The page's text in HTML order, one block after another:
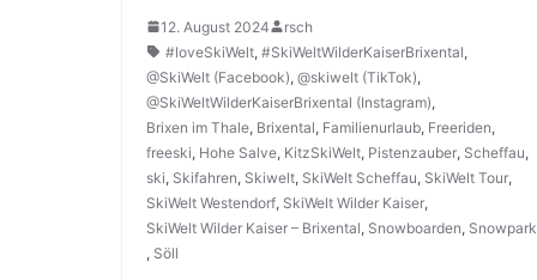
12. August 2024
rsch
#loveSkiWelt, #SkiWeltWilderKaiserBrixental,
@SkiWelt (Facebook), @skiwelt (TikTok),
@SkiWeltWilderKaiserBrixental (Instagram),
Brixen im Thale, Brixental, Familienurlaub, Freeriden,
freeski, Hohe Salve, KitzSkiWelt, Pistenzauber, Scheffau,
ski, Skifahren, Skiwelt, SkiWelt Scheffau, SkiWelt Tour,
SkiWelt Westendorf, SkiWelt Wilder Kaiser,
SkiWelt Wilder Kaiser – Brixental, Snowboarden, Snowpark
, Söll